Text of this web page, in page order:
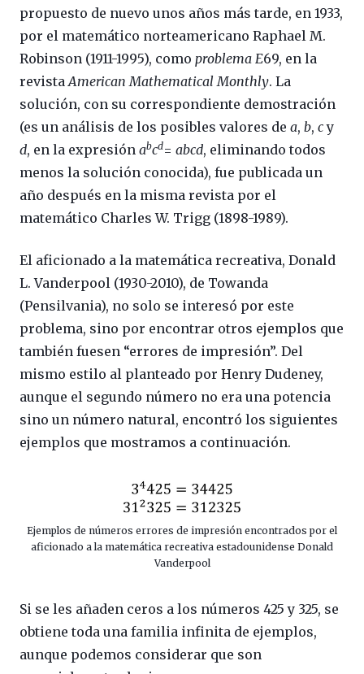
propuesto de nuevo unos años más tarde, en 1933,
por el matemático norteamericano Raphael M.
Robinson (1911-1995), como problema E69, en la
revista American Mathematical Monthly. La
solución, con su correspondiente demostración
(es un análisis de los posibles valores de a, b, cy
d, en la expresión abcd= abcd, eliminando todos
menos la solución conocida), fue publicada un
año después en la misma revista por el
matemático Charles W. Trigg (1898-1989).
El aficionado a la matemática recreativa, Donald
L. Vanderpool (1930-2010), de Towanda
(Pensilvania), no solo se interesó por este
problema, sino por encontrar otros ejemplos que
también fuesen “errores de impresión”. Del
mismo estilo al planteado por Henry Dudeney,
aunque el segundo número no era una potencia
sino un número natural, encontró los siguientes
ejemplos que mostramos a continuación.
Ejemplos de números errores de impresión encontrados por el
aficionado a la matemática recreativa estadounidense Donald
Vanderpool
Si se les añaden ceros a los números 425 y 325, se
obtiene toda una familia infinita de ejemplos,
aunque podemos considerar que son